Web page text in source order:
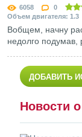
6058 0
Объем двигателя: 1.3
Вобщем, начну
недолго подумав,
ДОБАВИТЬ
Новости